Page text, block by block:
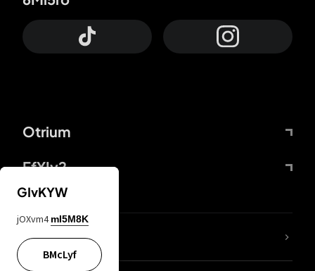
Otrium
FfYIy2
ZbBJcb
GIvKYW
jOXvm4 mI5M8K
BMcLyf